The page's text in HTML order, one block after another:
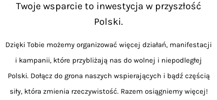
Twoje wsparcie to inwestycja w przyszłość
Polski.
Dzięki Tobie możemy organizować więcej działań, manifestacji
i kampanii, które przybliżają nas do wolnej i niepodległej
Polski. Dołącz do grona naszych wspierających i bądź częścią
siły, która zmienia rzeczywistość. Razem osiągniemy więcej!